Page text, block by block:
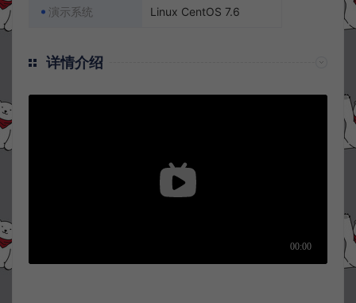
演示系统 Linux CentOS 7.6
详情介绍